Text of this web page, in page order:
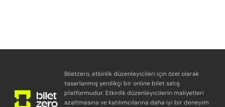
Biletzero, etkinlik düzenleyicileri için özel olarak
tasarlanmış yenilikçi bir online bilet satış
platformudur. Etkinlik düzenleyicilerin maliyetleri
azaltmasına ve katılımcılarına daha iyi bir deneyim